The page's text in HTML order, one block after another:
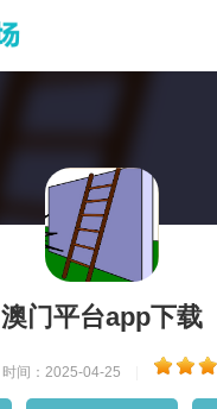
澳门平台app下载
时间：2025-04-25